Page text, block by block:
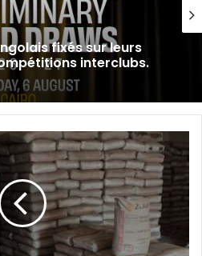
fixés sur leurs
interclubs.
des jeunes : l’US
campagne par une
(2-0) face à